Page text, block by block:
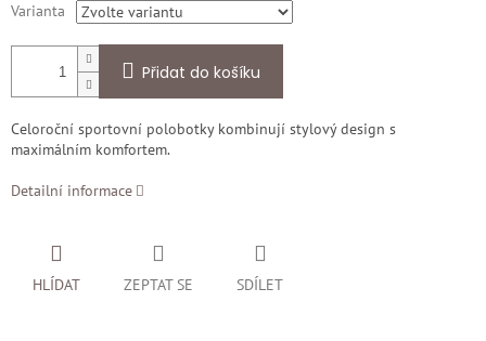
Varianta
Přidat do košíku
Celoroční sportovní polobotky kombinují stylový design s
maximálním komfortem.
Detailní informace
ZEPTAT SE
HLÍDAT SDÍLET